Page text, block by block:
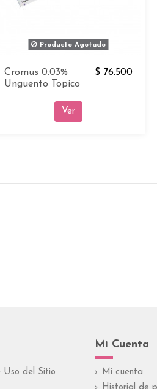
Producto Agotado
Cromus 0.03%
Unguento Topico
$ 76.500
Ver
Uso del Sitio
Mi Cuenta
Mi cuenta